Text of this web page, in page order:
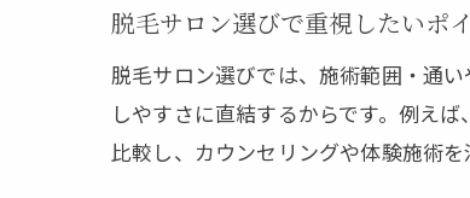
脱毛サロン選びで重視したいポ
脱毛サロン選びでは、施術範囲・通
しやすさに直結するからです。例え
比較し、カウンセリングや体験施術